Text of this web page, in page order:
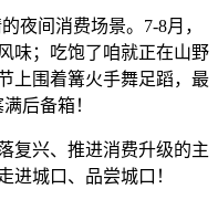
间消费场景。7-8月，
味；吃饱了咱就正在山野
上围着篝火手舞足蹈，最
后备箱！
兴、推进消费升级的主
进城口、品尝城口！